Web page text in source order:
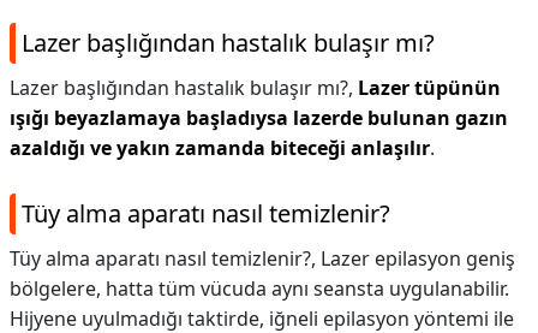
Lazer başlığından hastalık bulaşır mı?
Lazer başlığından hastalık bulaşır mı?, Lazer tüpünün
ışığı beyazlamaya başladıysa lazerde bulunan gazın
azaldığı ve yakın zamanda biteceği anlaşılır.
Tüy alma aparatı nasıl temizlenir?
Tüy alma aparatı nasıl temizlenir?, Lazer epilasyon geniş
bölgelere, hatta tüm vücuda aynı seansta uygulanabilir.
Hijyene uyulmadığı taktirde, iğneli epilasyon yöntemi ile